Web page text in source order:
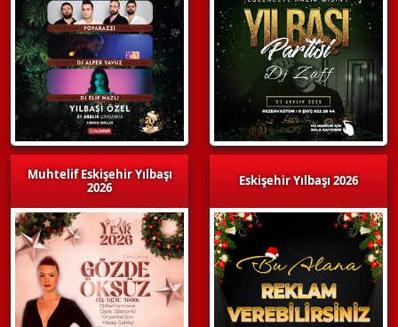
Muhtelif Eskişehir Yılbaşı
2026
Eskişehir Yılbaşı 2026